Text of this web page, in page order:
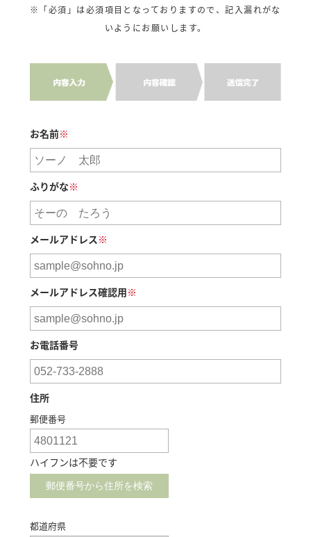
※「必須」は必須項目となっておりますので、記入漏れがな
いようにお願いします。
お名前※
ふりがな※
メールアドレス※
メールアドレス確認用※
お電話番号
住所
郵便番号
都道府県